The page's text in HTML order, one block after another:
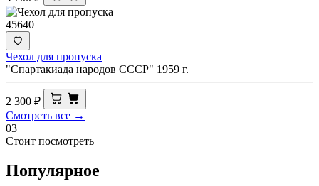
45640
Чехол для пропуска
"Спартакиада народов СССР" 1959 г.
2 300 ₽
Смотреть все →
03
Стоит посмотреть
Популярное